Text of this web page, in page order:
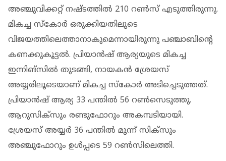
അഞ്ചുവിക്കറ്റ് നഷ്ടത്തില്‍ 210 റണ്‍സ് എടുത്തിരുന്നു.
മികച്ച സ്‌കോര്‍ ഒരുക്കിയതിലൂടെ
വിജയത്തിലെത്താനാകുമെന്നായിരുന്നു പഞ്ചാബിന്റെ
കണക്കുകൂട്ടല്‍. പ്രിയാന്‍ഷ് ആര്യയുടെ മികച്ച
ഇന്നിങ്സില്‍ തുടങ്ങി, നായകന്‍ ശ്രേയസ്
അയ്യരിലൂടെയാണ് മികച്ച സ്‌കോര്‍ അടിച്ചെടുത്തത്.
പ്രിയാന്‍ഷ് ആര്യ 33 പന്തില്‍ 56 റണ്‍സെടുത്തു.
ആറുസിക്സും രണ്ടുഫോറും അകമ്പടിയായി.
ശ്രേയസ് അയ്യര്‍ 36 പന്തില്‍ മൂന്ന് സിക്സും
അഞ്ചുഫോറും ഉള്‍പ്പടെ 59 റണ്‍സിലെത്തി.